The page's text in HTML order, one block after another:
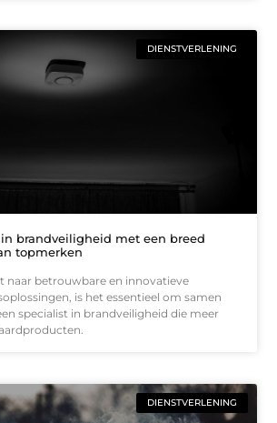
DIENSTVERLENING
brandveiligheid met een breed
topmerken
naar betrouwbare en innovatieve
is het essentieel om samen
specialist in brandveiligheid die meer
DIENSTVERLENING